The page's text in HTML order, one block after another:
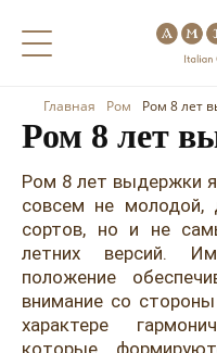
Назад
Чай
Кофе
Назад
Игристое
Портвейн
Назад
Коньяк
Арманьяк
Текила
Главная Ром Ром 8 лет
Ром 8 лет
Ром 8 лет выдержки
совсем не молодой,
сортов, но и не
летних версий.
положение
внимание со
характере